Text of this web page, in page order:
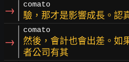
→ comato
驗，那才是影響成長。認
→
comato
然後，會計也會出差。如
者公司有其